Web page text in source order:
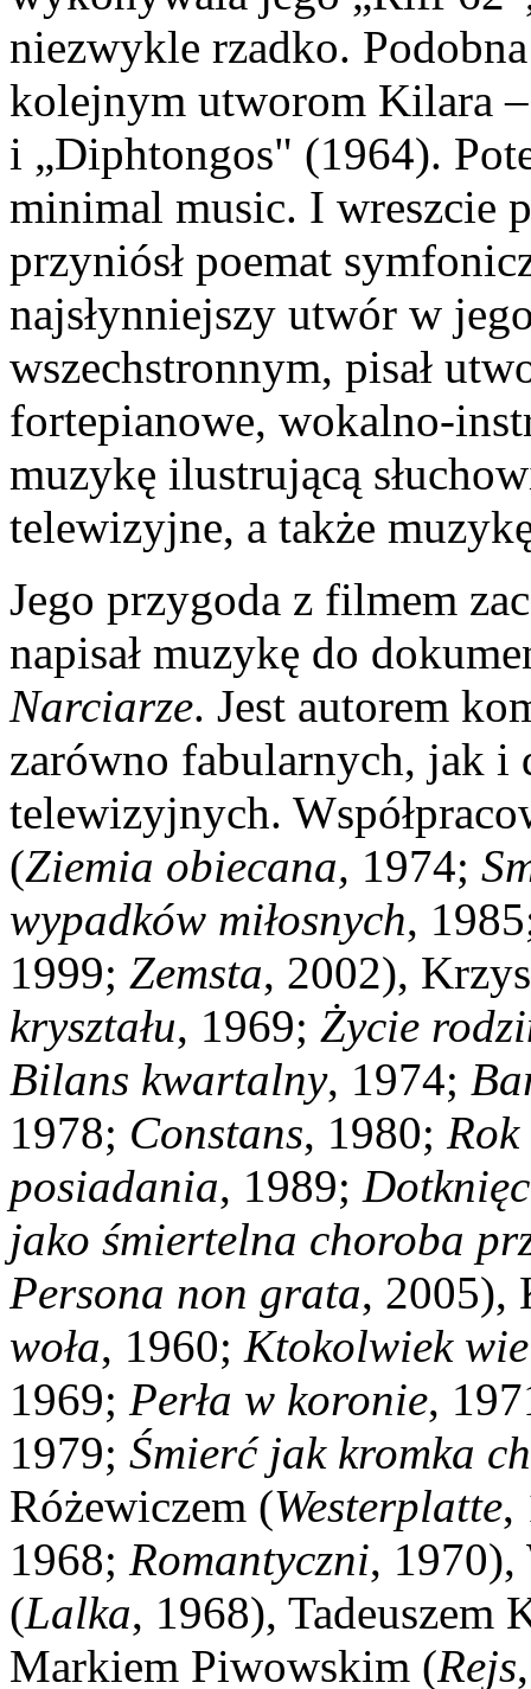
niezwykle rzadko.
kolejnym utworom Kilara
i „Diphtongos" (1964).
minimal music. I wreszcie
przyniósł poemat
najsłynniejszy utwór w
wszechstronnym, pisał
fortepianowe, wokalno-
muzykę ilustrującą
telewizyjne, a także
Jego przygoda z filmem
napisał muzykę do
Narciarze. Jest autorem
zarówno fabularnych, jak i
telewizyjnych.
(Ziemia obiecana, 1974;
wypadków miłosnych,
1999; Zemsta, 2002),
kryształu, 1969; Życie
Bilans kwartalny, 1974;
1978; Constans, 1980; Rok
posiadania, 1989;
jako śmiertelna choroba
Persona non grata, 2005),
woła, 1960; Ktokolwiek wie
1969; Perła w koronie,
1979; Śmierć jak kromka
Różewiczem (Westerplatte,
1968; Romantyczni, 1970),
(Lalka, 1968), Tadeuszem
Markiem Piwowskim (Rejs